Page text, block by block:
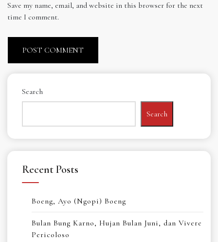
Save my name, email, and website in this browser for the next
time I comment.
Search
Search
Recent Posts
Boeng, Ayo (Ngopi) Boeng
Bulan Bung Karno, Hujan Bulan Juni, dan Vivere
Pericoloso